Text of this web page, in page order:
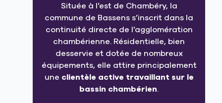
Située à l’est de Chambéry, la
commune de Bassens s’inscrit dans la
continuité directe de l’agglomération
chambérienne. Résidentielle, bien
desservie et dotée de nombreux
équipements, elle attire principalement
une clientèle active travaillant sur le
bassin chambérien.